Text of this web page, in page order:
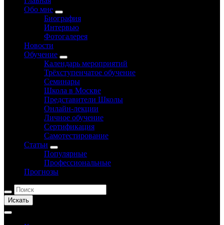
Обо мне
Биография
Интервью
Фотогалерея
Новости
Обучение
Календарь мероприятий
Трёхступенчатое обучение
Семинары
Школа в Москве
Представители Школы
Онлайн-лекции
Личное обучение
Сертификация
Самотестирование
Статьи
Популярные
Профессиональные
Прогнозы
Искать